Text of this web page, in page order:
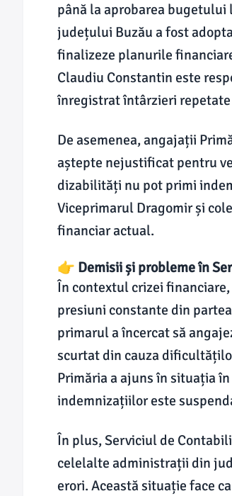
până la aprobarea
județului Buzău a fost
finalizeze planurile
Claudiu Constantin este
înregistrat întârzieri
De asemenea, angajații
aștepte nejustificat pentru
dizabilități nu pot primi
Viceprimarul Dragomir și
financiar actual.
👉 Demisii și probleme în
În contextul crizei
presiuni constante din
primarul a încercat să
scurtat din cauza
Primăria a ajuns în situația
indemnizațiilor este
În plus, Serviciul de
celelalte administrații din
erori. Această situație face